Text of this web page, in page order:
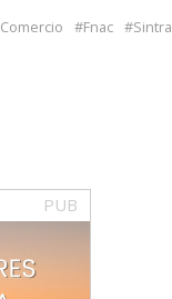
Comercio Fnac Sintra
PUB